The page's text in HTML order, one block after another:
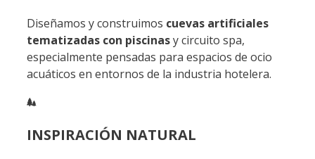
Diseñamos y construimos cuevas artificiales
tematizadas con piscinasy circuito spa,
especialmente pensadas para espacios de ocio
acuáticos en entornos de la industria hotelera.
INSPIRACIÓN NATURAL